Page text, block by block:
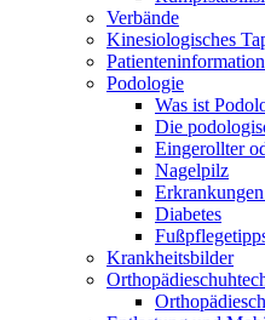
Verbände
Kinesiologisches
Podologie
Was ist
Die
Eingerollter
Nagelpilz
Diabetes
Krankheitsbilder